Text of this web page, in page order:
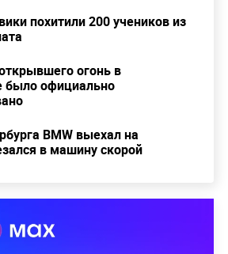
похитили 200 учеников из
огонь в
было официально
BMW выехал на
в машину скорой